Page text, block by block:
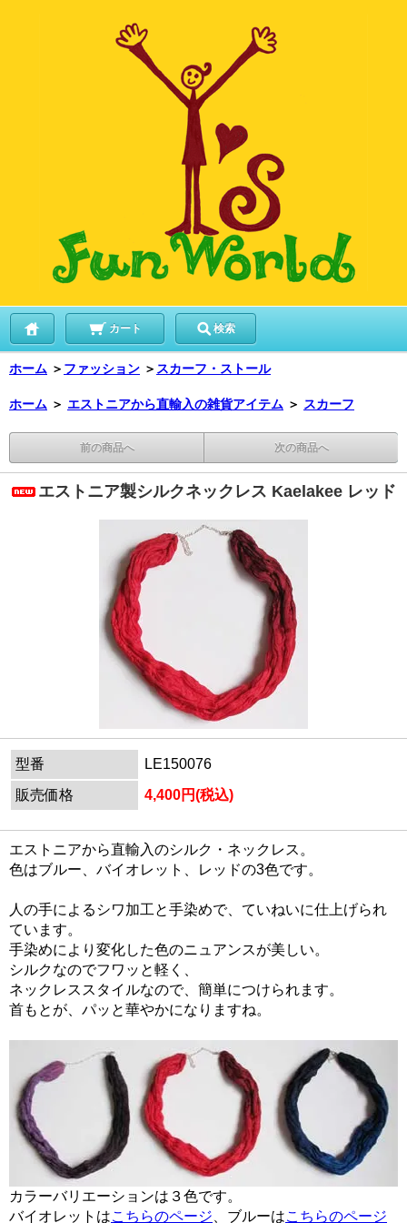
カート 検索
ホーム ＞ ファッション ＞ スカーフ・ストール
ホーム ＞ エストニアから直輸入の雑貨アイテム ＞ スカーフ
前の商品へ 次の商品へ
エストニア製シルクネックレス Kaelakee レッド
型番
LE150076
販売価格
4,400円(税込)
エストニアから直輸入のシルク・ネックレス。
色はブルー、バイオレット、レッドの3色です。
人の手によるシワ加工と手染めで、ていねいに仕上げられ
ています。
手染めにより変化した色のニュアンスが美しい。
シルクなのでフワッと軽く、
ネックレススタイルなので、簡単につけられます。
首もとが、パッと華やかになりますね。
カラーバリエーションは３色です。
バイオレットはこちらのページ 、ブルーはこちらのページ